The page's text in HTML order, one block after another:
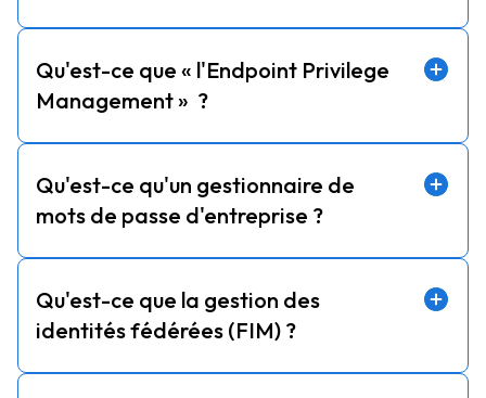
Qu'est-ce que « l'Endpoint Privilege
Management » ?
Qu'est-ce qu'un gestionnaire de
mots de passe d'entreprise ?
Qu'est-ce que la gestion des
identités fédérées (FIM) ?